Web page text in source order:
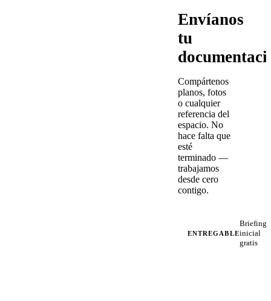
Envíanos
tu
Compártenos
planos, fotos
o cualquier
referencia del
espacio. No
hace falta que
esté
terminado —
trabajamos
desde cero
contigo.
ENTREGABLE
Briefing
inicial
gratis